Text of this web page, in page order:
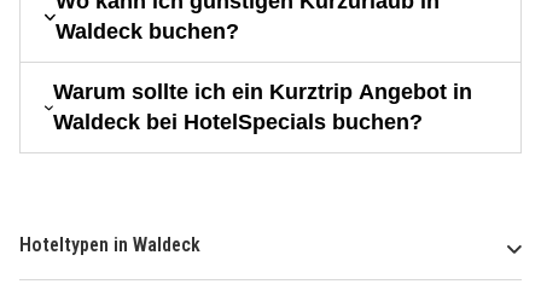
Waldeck buchen?
Warum sollte ich ein Kurztrip Angebot in
Waldeck bei HotelSpecials buchen?
Hoteltypen in Waldeck